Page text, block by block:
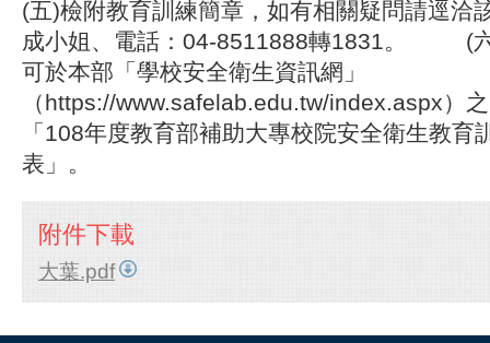
(五)檢附教育訓練簡章，如有相關疑問請逕洽
成小姐、電話：04-8511888轉1831。 (六
可於本部「學校安全衛生資訊網」
（https://www.safelab.edu.tw/index.aspx）
「108年度教育部補助大專校院安全衛生教育
表」。
附件下載
大葉.pdf